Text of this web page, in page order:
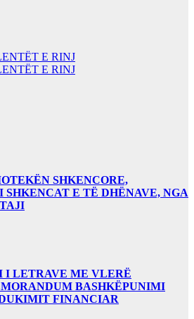
E RINJ
E RINJ
SHKENCORE,
E TË DHËNAVE, NGA
I LETRAVE ME VLERË
BASHKËPUNIMI
FINANCIAR